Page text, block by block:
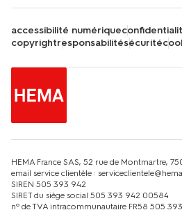
accessibilité numérique
copyrightresponsabilitésécurité
HEMA France SAS, 52 rue de Montmartre,
email service clientèle :
SIREN 505 393 942
SIRET du siège social 505 393 942 00584
nº de TVA intracommunautaire FR58 505